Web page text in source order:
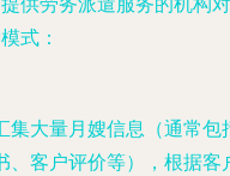
式：
集大量月嫂信息（通常包
、客户评价等），根据客